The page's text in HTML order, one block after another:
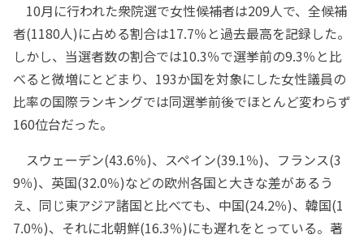
10月に行われた衆院選で女性候補者は209人で、全候補
者(1180人)に占める割合は17.7％と過去最高を記録した。
しかし、当選者数の割合では10.3％で選挙前の9.3％と比
べると微増にとどまり、193か国を対象にした女性議員の
比率の国際ランキングでは同選挙前後でほとんど変わらず
160位台だった。
スウェーデン(43.6％)、スペイン(39.1％)、フランス(3
9％)、英国(32.0％)などの欧州各国と大きな差があるう
え、同じ東アジア諸国と比べても、中国(24.2％)、韓国(1
7.0％)、それに北朝鮮(16.3％)にも遅れをとっている。著